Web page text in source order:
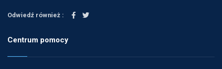
Odwiedź również :
Centrum pomocy